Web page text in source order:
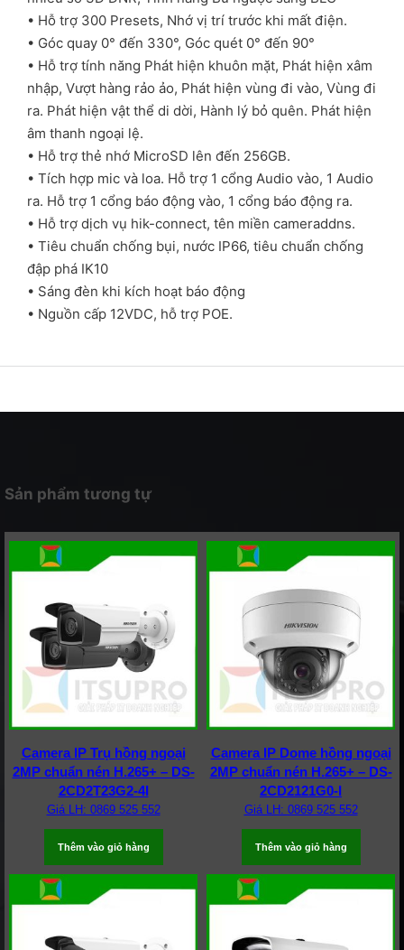
• Hỗ trợ 300 Presets, Nhớ vị trí trước khi mất điện.
• Góc quay 0° đến 330°, Góc quét 0° đến 90°
• Hỗ trợ tính năng Phát hiện khuôn mặt, Phát hiện xâm
nhập, Vượt hàng rảo ảo, Phát hiện vùng đi vào, Vùng đi
ra. Phát hiện vật thể di dời, Hành lý bỏ quên. Phát hiện
âm thanh ngoại lệ.
• Hỗ trợ thẻ nhớ MicroSD lên đến 256GB.
• Tích hợp mic và loa. Hỗ trợ 1 cổng Audio vào, 1 Audio
ra. Hỗ trợ 1 cổng báo động vào, 1 cổng báo động ra.
• Hỗ trợ dịch vụ hik-connect, tên miền cameraddns.
• Tiêu chuẩn chống bụi, nước IP66, tiêu chuẩn chống
đập phá IK10
• Sáng đèn khi kích hoạt báo động
• Nguồn cấp 12VDC, hỗ trợ POE.
Sản phẩm tương tự
Camera IP Trụ hồng ngoại
2MP chuẩn nén H.265+ – DS-
2CD2T23G2-4I
Giá LH: 0869 525 552
Thêm vào giỏ hàng
Camera IP Dome hồng ngoại
2MP chuẩn nén H.265+ – DS-
2CD2121G0-I
Giá LH: 0869 525 552
Thêm vào giỏ hàng